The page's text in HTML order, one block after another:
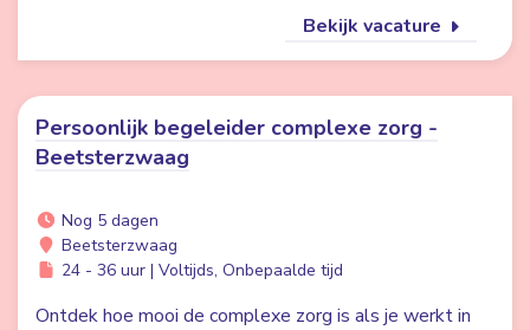
Bekijk vacature
Persoonlijk begeleider complexe zorg -
Beetsterzwaag
Nog 5 dagen
Beetsterzwaag
24 - 36 uur | Voltijds, Onbepaalde tijd
Ontdek hoe mooi de complexe zorg is als je werkt in